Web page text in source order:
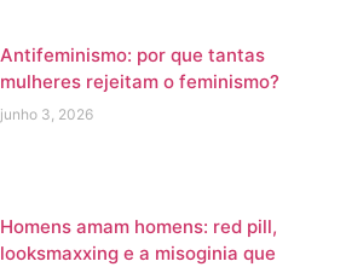
Antifeminismo: por que tantas
mulheres rejeitam o feminismo?
junho 3, 2026
Homens amam homens: red pill,
looksmaxxing e a misoginia que